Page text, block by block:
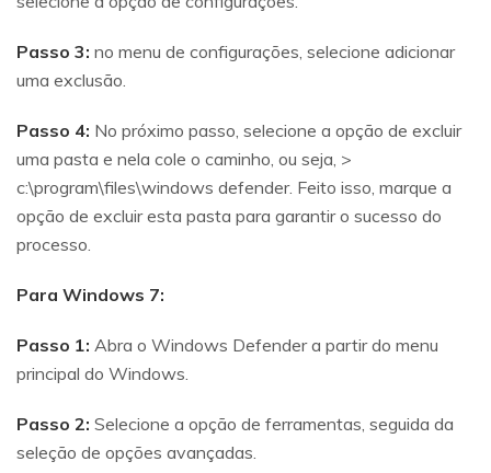
Passo 3: no menu de configurações, selecione adicionar
uma exclusão.
Passo 4: No próximo passo, selecione a opção de excluir
uma pasta e nela cole o caminho, ou seja, >
c:\program\files\windows defender. Feito isso, marque a
opção de excluir esta pasta para garantir o sucesso do
processo.
Para Windows 7:
Passo 1: Abra o Windows Defender a partir do menu
principal do Windows.
Passo 2: Selecione a opção de ferramentas, seguida da
seleção de opções avançadas.